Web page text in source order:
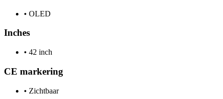
• OLED
Inches
• 42 inch
CE markering
• Zichtbaar